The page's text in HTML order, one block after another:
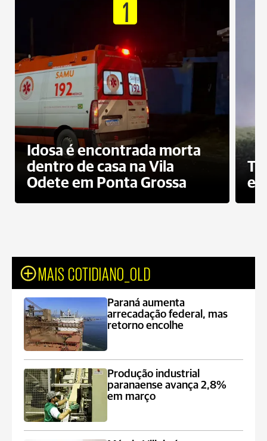
1
Idosa é encontrada morta
dentro de casa na Vila
Odete em Ponta Grossa
e
MAIS COTIDIANO_OLD
Paraná aumenta
arrecadação federal, mas
retorno encolhe
Produção industrial
paranaense avança 2,8%
em março